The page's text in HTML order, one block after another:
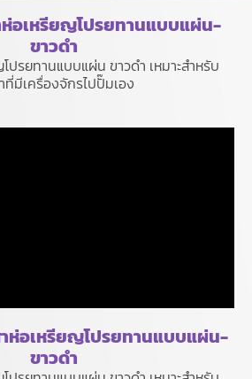
ห่อเหรียญโปรยทานแบบแผ่น-
ขาวดำ
ปรยทานแบบแผ่น ขาวดำ เหมาะสำหรับ
มีเครื่องจักรไปปั๊มเอง
ห่อเหรียญโปรยทานแบบแผ่น-
ขาวดำ